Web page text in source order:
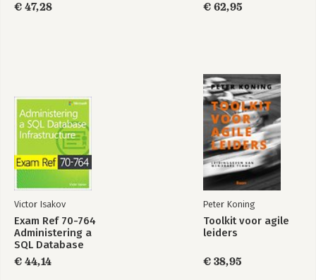
€ 47,28
€ 62,95
Victor Isakov
Exam Ref 70-764
Administering a
SQL Database
Infrastructure
€ 44,14
Peter Koning
Toolkit voor agile
leiders
€ 38,95